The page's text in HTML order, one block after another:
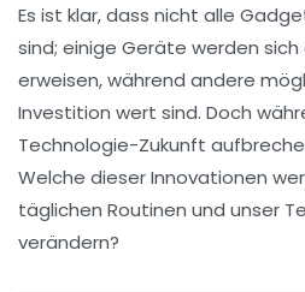
Es ist klar, dass nicht alle
sind; einige Geräte werden
erweisen, während andere
Investition wert sind. Doch
Technologie-Zukunft
Welche dieser Innovationen
täglichen Routinen und unser
verändern?